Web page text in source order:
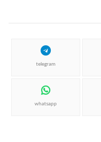
telegram
whatsapp